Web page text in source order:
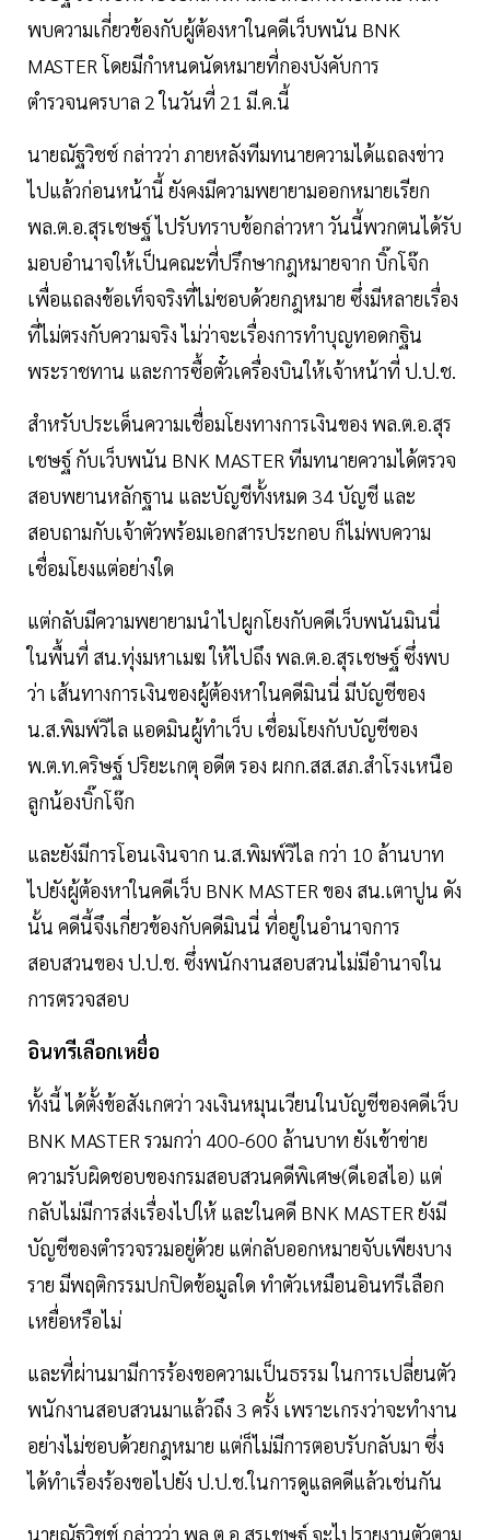
พบความเกี่ยวข้องกับผู้ต้องหาในคดีเว็บพนัน BNK
MASTER โดยมีกำหนดนัดหมายที่กองบังคับการ
ตำรวจนครบาล 2 ในวันที่ 21 มี.ค.นี้
นายณัฐวิชช์ กล่าวว่า ภายหลังทีมทนายความได้แถลงข่าว
ไปแล้วก่อนหน้านี้ ยังคงมีความพยายามออกหมายเรียก
พล.ต.อ.สุรเชษฐ์ ไปรับทราบข้อกล่าวหา วันนี้พวกตนได้รับ
มอบอำนาจให้เป็นคณะที่ปรึกษากฎหมายจาก บิ๊กโจ๊ก
เพื่อแถลงข้อเท็จจริงที่ไม่ชอบด้วยกฎหมาย ซึ่งมีหลายเรื่อง
ที่ไม่ตรงกับความจริง ไม่ว่าจะเรื่องการทำบุญทอดกฐิน
พระราชทาน และการซื้อตั๋วเครื่องบินให้เจ้าหน้าที่ ป.ป.ช.
สำหรับประเด็นความเชื่อมโยงทางการเงินของ พล.ต.อ.สุร
เชษฐ์ กับเว็บพนัน BNK MASTER ทีมทนายความได้ตรวจ
สอบพยานหลักฐาน และบัญชีทั้งหมด 34 บัญชี และ
สอบถามกับเจ้าตัวพร้อมเอกสารประกอบ ก็ไม่พบความ
เชื่อมโยงแต่อย่างใด
แต่กลับมีความพยายามนำไปผูกโยงกับคดีเว็บพนันมินนี่
ในพื้นที่ สน.ทุ่งมหาเมฆ ให้ไปถึง พล.ต.อ.สุรเชษฐ์ ซึ่งพบ
ว่า เส้นทางการเงินของผู้ต้องหาในคดีมินนี่ มีบัญชีของ
น.ส.พิมพ์วิไล แอดมินผู้ทำเว็บ เชื่อมโยงกับบัญชีของ
พ.ต.ท.คริษฐ์ ปริยะเกตุ อดีต รอง ผกก.สส.สภ.สำโรงเหนือ
ลูกน้องบิ๊กโจ๊ก
และยังมีการโอนเงินจาก น.ส.พิมพ์วิไล กว่า 10 ล้านบาท
ไปยังผู้ต้องหาในคดีเว็บ BNK MASTER ของ สน.เตาปูน ดัง
นั้น คดีนี้จึงเกี่ยวข้องกับคดีมินนี่ ที่อยู่ในอำนาจการ
สอบสวนของ ป.ป.ช. ซึ่งพนักงานสอบสวนไม่มีอำนาจใน
การตรวจสอบ
อินทรีเลือกเหยื่อ
ทั้งนี้ ได้ตั้งข้อสังเกตว่า วงเงินหมุนเวียนในบัญชีของคดีเว็บ
BNK MASTER รวมกว่า 400-600 ล้านบาท ยังเข้าข่าย
ความรับผิดชอบของกรมสอบสวนคดีพิเศษ(ดีเอสไอ) แต่
กลับไม่มีการส่งเรื่องไปให้ และในคดี BNK MASTER ยังมี
บัญชีของตำรวจรวมอยู่ด้วย แต่กลับออกหมายจับเพียงบาง
ราย มีพฤติกรรมปกปิดข้อมูลใด ทำตัวเหมือนอินทรีเลือก
เหยื่อหรือไม่
และที่ผ่านมามีการร้องขอความเป็นธรรม ในการเปลี่ยนตัว
พนักงานสอบสวนมาแล้วถึง 3 ครั้ง เพราะเกรงว่าจะทำงาน
อย่างไม่ชอบด้วยกฎหมาย แต่ก็ไม่มีการตอบรับกลับมา ซึ่ง
ได้ทำเรื่องร้องขอไปยัง ป.ป.ช.ในการดูแลคดีแล้วเช่นกัน
นายณัฐวิชช์ กล่าวว่า พล.ต.อ.สุรเชษฐ์ จะไปรายงานตัวตาม